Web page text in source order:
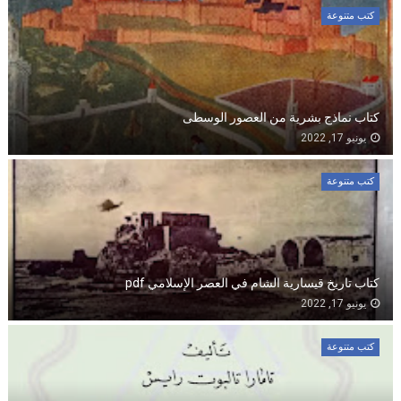
كتب متنوعة
كتاب نماذج بشرية من العصور الوسطى
يونيو 17, 2022
كتب متنوعة
كتاب تاريخ قيسارية الشام في العصر الإسلامي pdf
يونيو 17, 2022
كتب متنوعة